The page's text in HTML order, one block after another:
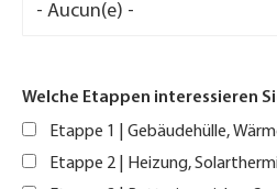
Welche Etappen interessieren
Etappe 1 | Gebäudehülle,
Etappe 2 | Heizung,